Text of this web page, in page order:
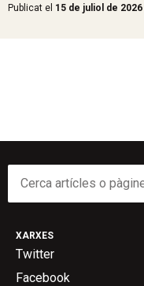
Publicat el 15 de juliol de 2026
XARXES
Twitter
Facebook